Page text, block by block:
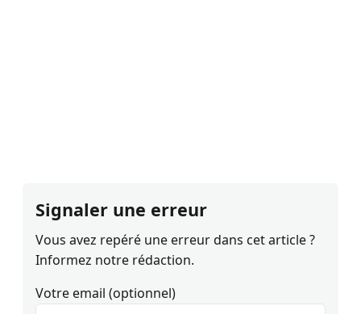
Signaler une erreur
Vous avez repéré une erreur dans cet article ?
Informez notre rédaction.
Votre email (optionnel)